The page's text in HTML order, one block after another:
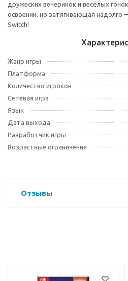
дружеских вечеринок и весёлых
освоении, но затягивающая надолго
Switch!
Жанр игры
Платформа
Количество игроков
Сетевая игра
Язык
Дата выхода
Разработчик игры
Возрастные ограничения
Отзывы